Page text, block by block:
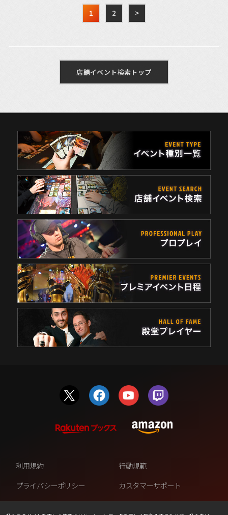
1 2 >
店舗イベント検索トップ
利用規約
行動規範
プライバシーポリシー
カスタマーサポート
ファンコンテンツ・ポリシー
個人情報の販売や共有を許可し